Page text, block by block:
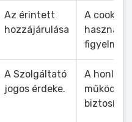
Az érintett
hozzájárulása
A cookie
A Szolgáltató
jogos érdeke.
A honlap